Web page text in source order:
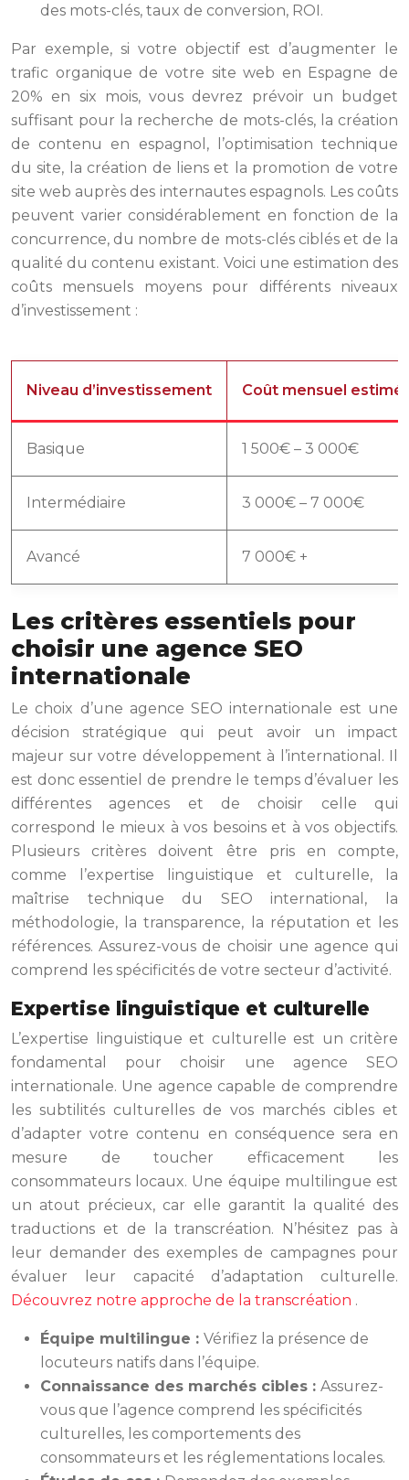
des mots-clés, taux de conversion, ROI.
Par exemple, si votre objectif est d’augmenter le
trafic organique de votre site web en Espagne de
20% en six mois, vous devrez prévoir un budget
suffisant pour la recherche de mots-clés, la création
de contenu en espagnol, l’optimisation technique
du site, la création de liens et la promotion de votre
site web auprès des internautes espagnols. Les coûts
peuvent varier considérablement en fonction de la
concurrence, du nombre de mots-clés ciblés et de la
qualité du contenu existant. Voici une estimation des
coûts mensuels moyens pour différents niveaux
d’investissement :
Niveau d’investissement Coût mensuel estimé
Basique 1 500€ – 3 000€
Intermédiaire 3 000€ – 7 000€
Avancé 7 000€ +
Les critères essentiels pour
choisir une agence SEO
internationale
Le choix d’une agence SEO internationale est une
décision stratégique qui peut avoir un impact
majeur sur votre développement à l’international. Il
est donc essentiel de prendre le temps d’évaluer les
différentes agences et de choisir celle qui
correspond le mieux à vos besoins et à vos objectifs.
Plusieurs critères doivent être pris en compte,
comme l’expertise linguistique et culturelle, la
maîtrise technique du SEO international, la
méthodologie, la transparence, la réputation et les
références. Assurez-vous de choisir une agence qui
comprend les spécificités de votre secteur d’activité.
Expertise linguistique et culturelle
L’expertise linguistique et culturelle est un critère
fondamental pour choisir une agence SEO
internationale. Une agence capable de comprendre
les subtilités culturelles de vos marchés cibles et
d’adapter votre contenu en conséquence sera en
mesure de toucher efficacement les
consommateurs locaux. Une équipe multilingue est
un atout précieux, car elle garantit la qualité des
traductions et de la transcréation. N’hésitez pas à
leur demander des exemples de campagnes pour
évaluer leur capacité d’adaptation culturelle.
Découvrez notre approche de la transcréation .
Équipe multilingue : Vérifiez la présence de
locuteurs natifs dans l’équipe.
Connaissance des marchés cibles : Assurez-
vous que l’agence comprend les spécificités
culturelles, les comportements des
consommateurs et les réglementations locales.